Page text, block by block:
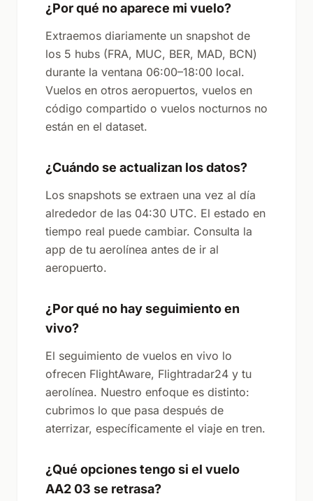
¿Por qué no aparece mi vuelo?
Extraemos diariamente un snapshot de
los 5 hubs (FRA, MUC, BER, MAD, BCN)
durante la ventana 06:00–18:00 local.
Vuelos en otros aeropuertos, vuelos en
código compartido o vuelos nocturnos no
están en el dataset.
¿Cuándo se actualizan los datos?
Los snapshots se extraen una vez al día
alrededor de las 04:30 UTC. El estado en
tiempo real puede cambiar. Consulta la
app de tu aerolínea antes de ir al
aeropuerto.
¿Por qué no hay seguimiento en
vivo?
El seguimiento de vuelos en vivo lo
ofrecen FlightAware, Flightradar24 y tu
aerolínea. Nuestro enfoque es distinto:
cubrimos lo que pasa después de
aterrizar, específicamente el viaje en tren.
¿Qué opciones tengo si el vuelo
AA2 03 se retrasa?